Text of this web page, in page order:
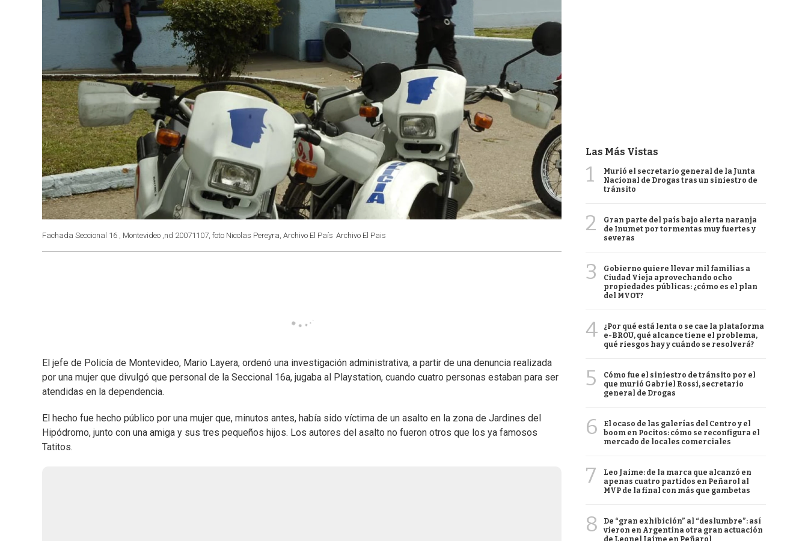
Fachada Seccional 16 , Montevideo ,nd 20071107, foto Nicolas Pereyra, Archivo El País Archivo El Pais
El jefe de Policía de Montevideo, Mario Layera, ordenó una investigación administrativa, a partir de una denuncia realizada
por una mujer que divulgó que personal de la Seccional 16a, jugaba al Playstation, cuando cuatro personas estaban para ser
atendidas en la dependencia.
El hecho fue hecho público por una mujer que, minutos antes, había sido víctima de un asalto en la zona de Jardines del
Hipódromo, junto con una amiga y sus tres pequeños hijos. Los autores del asalto no fueron otros que los ya famosos
Tatitos.
Las Más Vistas
1
Murió el secretario general de la Junta
Nacional de Drogas tras un siniestro de
tránsito
2
Gran parte del país bajo alerta naranja
de Inumet por tormentas muy fuertes y
severas
3
Gobierno quiere llevar mil familias a
Ciudad Vieja aprovechando ocho
propiedades públicas: ¿cómo es el plan
del MVOT?
4
¿Por qué está lenta o se cae la plataforma
e-BROU, qué alcance tiene el problema,
qué riesgos hay y cuándo se resolverá?
5
Cómo fue el siniestro de tránsito por el
que murió Gabriel Rossi, secretario
general de Drogas
6
El ocaso de las galerías del Centro y el
boom en Pocitos: cómo se reconfigura el
mercado de locales comerciales
7
Leo Jaime: de la marca que alcanzó en
apenas cuatro partidos en Peñarol al
MVP de la final con más que gambetas
8
De “gran exhibición” al “deslumbre”: así
vieron en Argentina otra gran actuación
de Leonel Jaime en Peñarol